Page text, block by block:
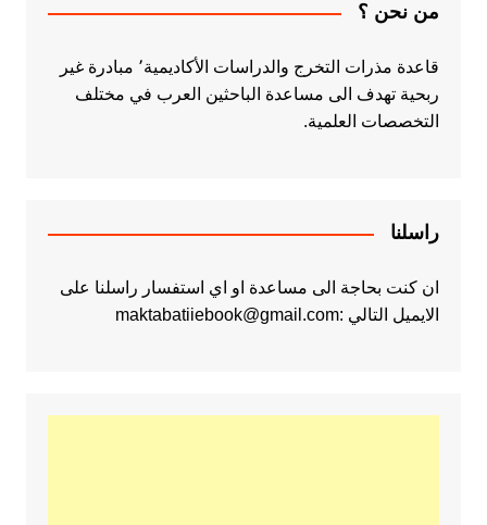
من نحن ؟
قاعدة مذرات التخرج والدراسات الأكاديمية٬ مبادرة غير
ربحية تهدف الى مساعدة الباحثين العرب في مختلف
التخصصات العلمية.
راسلنا
ان كنت بحاجة الى مساعدة او اي استفسار راسلنا على
الايميل التالي :maktabatiiebook@gmail.com